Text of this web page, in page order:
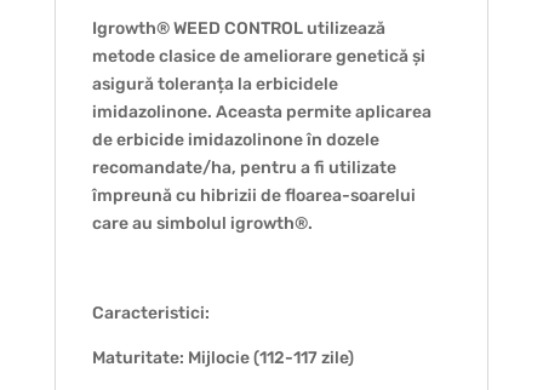
Igrowth® WEED CONTROL utilizează
metode clasice de ameliorare genetică și
asigură toleranța la erbicidele
imidazolinone. Aceasta permite aplicarea
de erbicide imidazolinone în dozele
recomandate/ha, pentru a fi utilizate
împreună cu hibrizii de floarea-soarelui
care au simbolul igrowth®.
Caracteristici:
Maturitate: Mijlocie (112-117 zile)